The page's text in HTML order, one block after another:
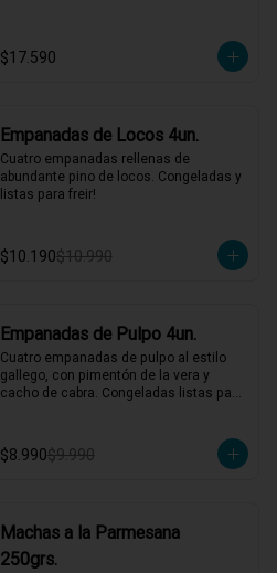
$17.590
Empanadas de Locos 4un.
Cuatro empanadas rellenas de
abundante pino de locos. Congeladas y
listas para freir!
$10.190$10.990
Empanadas de Pulpo 4un.
Cuatro empanadas de pulpo al estilo
gallego, con pimentón de la vera y
cacho de cabra. Congeladas listas para
$8.990$9.990
Machas a la Parmesana
250grs.